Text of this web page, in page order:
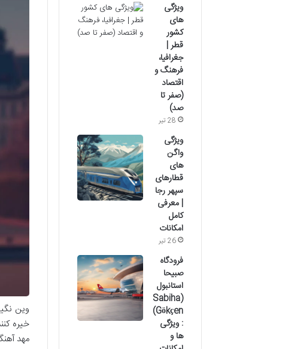
وین
خیره
مهد
ویژگی
های
کشور
قطر |
جغرافیا،
فرهنگ و
اقتصاد
(صفر تا
صد)
28 تیر
ویژگی
واگن
های
قطارهای
سپهر رجا
| معرفی
کامل
امکانات
26 تیر
فرودگاه
صبیحا
استانبول
(Sabiha
Gökçen)
: ویژگی
ها و